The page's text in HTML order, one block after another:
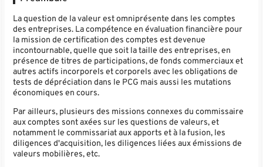
La question de la valeur est omniprésente dans les comptes
des entreprises. La compétence en évaluation financière pour
la mission de certification des comptes est devenue
incontournable, quelle que soit la taille des entreprises, en
présence de titres de participations, de fonds commerciaux et
autres actifs incorporels et corporels avec les obligations de
tests de dépréciation dans le PCG mais aussi les mutations
économiques en cours.
Par ailleurs, plusieurs des missions connexes du commissaire
aux comptes sont axées sur les questions de valeurs, et
notamment le commissariat aux apports et à la fusion, les
diligences d'acquisition, les diligences liées aux émissions de
valeurs mobilières, etc.